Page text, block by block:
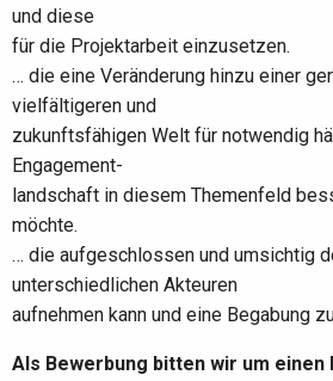
und diese
für die Projektarbeit einzusetzen.
… die eine Veränderung hinzu einer
vielfältigeren und
zukunftsfähigen Welt für notwendig
Engagement-
landschaft in diesem Themenfeld
möchte.
… die aufgeschlossen und umsichtig
unterschiedlichen Akteuren
aufnehmen kann und eine Begabung
Als Bewerbung bitten wir um